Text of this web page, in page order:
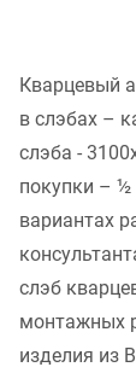
Кварцевый
в слэбах –
слэба -
покупки – ½
вариантах
слэб
монтажных
изделия из